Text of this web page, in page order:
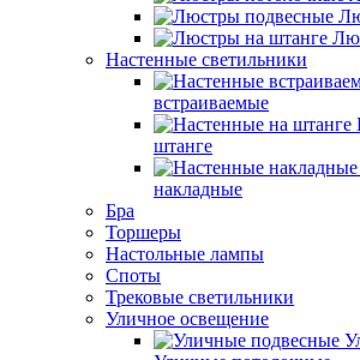
Настенные светильники
встраиваемые
штанге
накладные
Бра
Торшеры
Настольные лампы
Споты
Трековые светильники
Уличное освещение